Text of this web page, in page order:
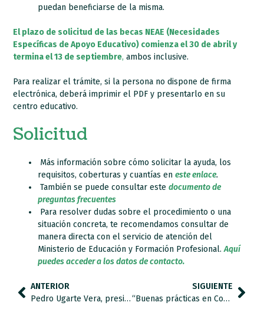
puedan beneficiarse de la misma.
El plazo de solicitud de las becas NEAE (Necesidades
Específicas de Apoyo Educativo) comienza el 30 de abril y
termina el 13 de septiembre, ambos inclusive.
Para realizar el trámite, si la persona no dispone de firma
electrónica, deberá imprimir el PDF y presentarlo en su
centro educativo.
Solicitud
Más información sobre cómo solicitar la ayuda, los
requisitos, coberturas y cuantías eneste enlace.
También se puede consultar estedocumento de
preguntas frecuentes
Para resolverdudas sobre el procedimiento o una
situación concreta, te recomendamos consultar de
manera directa con el servicio de atención del
Ministerio de Educación y Formación Profesional.Aquí
puedes acceder a los datos de contacto.
ANTERIOR
Pedro Ugarte Vera, presidente de FESPAU, ha sido nombrado presidente de la Confederación Autismo España
SIGUIENTE
“Buenas prácticas en Comunicación Alternativa y Aumentativa y SAACS en apoyo a personas con autismo” completa.